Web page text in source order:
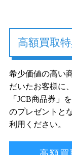
高額買取
希少価値の高い
だいたお客様に
「JCB商品券」
のプレゼントと
利用ください。